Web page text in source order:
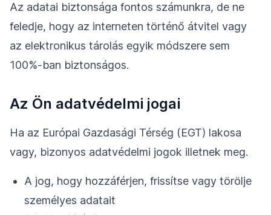
Az adatai biztonsága fontos számunkra, de ne
feledje, hogy az interneten történő átvitel vagy
az elektronikus tárolás egyik módszere sem
100%-ban biztonságos.
Az Ön adatvédelmi jogai
Ha az Európai Gazdasági Térség (EGT) lakosa
vagy, bizonyos adatvédelmi jogok illetnek meg.
A jog, hogy hozzáférjen, frissítse vagy törölje
személyes adatait